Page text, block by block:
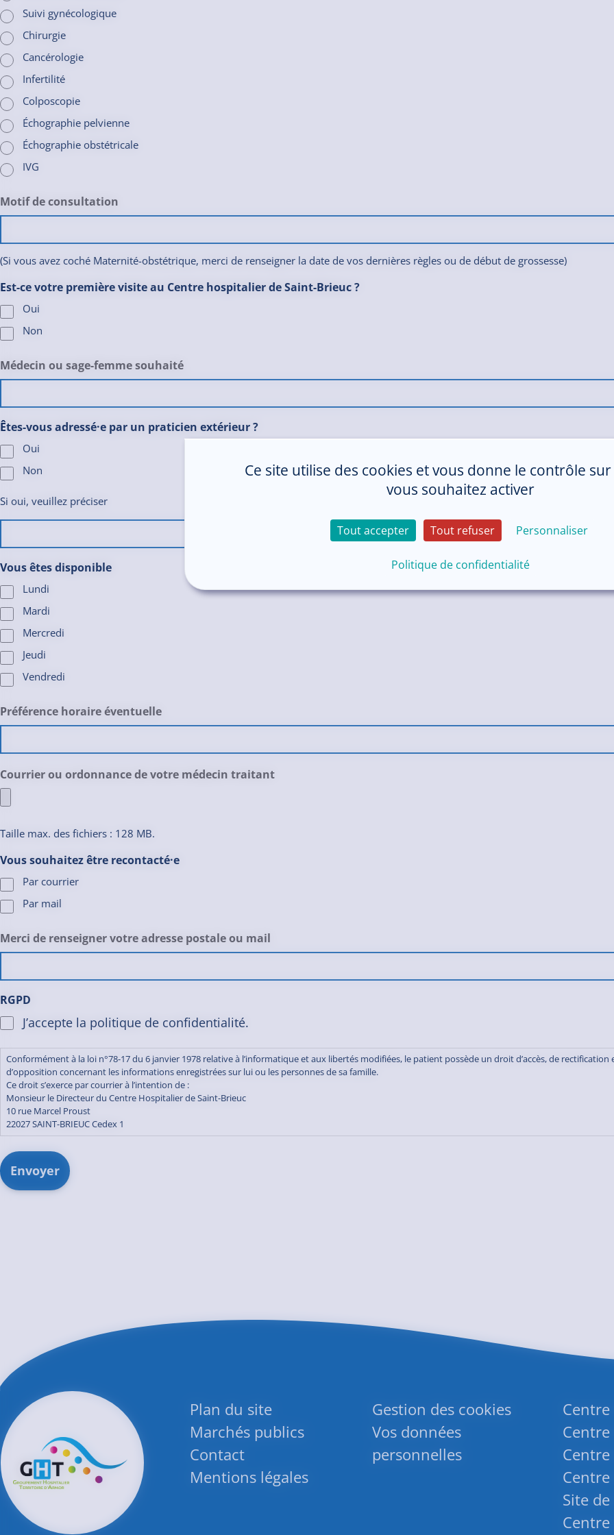
Suivi gynécologique
Chirurgie
Cancérologie
Infertilité
Colposcopie
Échographie pelvienne
Échographie obstétricale
IVG
Motif de consultation
(Si vous avez coché Maternité-obstétrique, merci de renseigner la date de vos dernières règles ou de début de grossesse)
Est-ce votre première visite au Centre hospitalier de Saint-Brieuc ?
Oui
Non
Médecin ou sage-femme souhaité
Êtes-vous adressé·e par un praticien extérieur ?
Oui
Non
Si oui, veuillez préciser
Vous êtes disponible
Lundi
Mardi
Mercredi
Jeudi
Vendredi
Préférence horaire éventuelle
Courrier ou ordonnance de votre médecin traitant
Taille max. des fichiers : 128 MB.
Vous souhaitez être recontacté·e
Par courrier
Par mail
Merci de renseigner votre adresse postale ou mail
RGPD
J’accepte la politique de confidentialité.
Conformément à la loi n°78-17 du 6 janvier 1978 relative à l’informatique et aux libertés modifiées, le patient possède un droit d’accès, de rectification
d’opposition concernant les informations enregistrées sur lui ou les personnes de sa famille.
Ce droit s’exerce par courrier à l’intention de :
Monsieur le Directeur du Centre Hospitalier de Saint-Brieuc
10 rue Marcel Proust
22027 SAINT-BRIEUC Cedex 1
Plan du site
Marchés publics
Contact
Mentions légales
Gestion des cookies
Vos données
personnelles
Site
Ce site utilise des cookies et vous donne le contrôle
vous souhaitez activer
Tout accepter Tout refuser Personnaliser
Politique de confidentialité